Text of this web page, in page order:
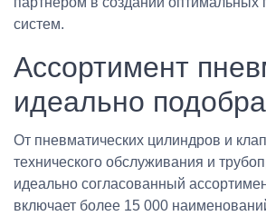
систем.
Ассортимент
идеально
От пневматических цилиндров и
технического обслуживания и
идеально согласованный
включает более 15 000